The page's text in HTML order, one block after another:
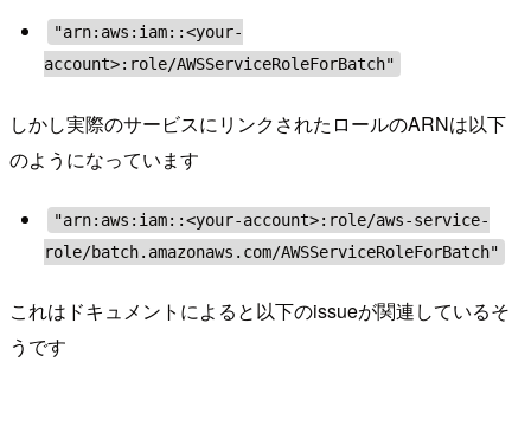
"arn:aws:iam::<your-
account>:role/AWSServiceRoleForBatch"
しかし実際のサービスにリンクされたロールのARNは以下
のようになっています
"arn:aws:iam::<your-account>:role/aws-service-
role/batch.amazonaws.com/AWSServiceRoleForBatch"
これはドキュメントによると以下のissueが関連しているそ
うです